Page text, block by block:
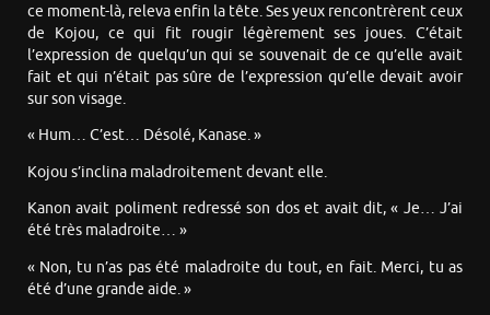
ce moment-là, releva enfin la tête. Ses yeux rencontrèrent ceux
de Kojou, ce qui fit rougir légèrement ses joues. C’était
l’expression de quelqu’un qui se souvenait de ce qu’elle avait
fait et qui n’était pas sûre de l’expression qu’elle devait avoir
sur son visage.
« Hum… C’est… Désolé, Kanase. »
Kojou s’inclina maladroitement devant elle.
Kanon avait poliment redressé son dos et avait dit, « Je… J’ai
été très maladroite… »
« Non, tu n’as pas été maladroite du tout, en fait. Merci, tu as
été d’une grande aide. »